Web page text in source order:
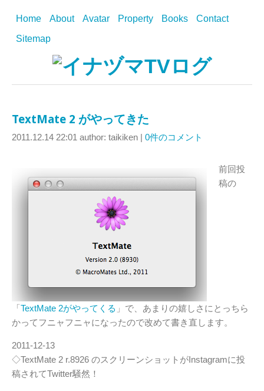
Home About Avatar Property Books
Contact
Sitemap
TextMate 2 がやってきた
2011.12.14 22:01 author: taikiken | 0件のコメント
前回投
稿の
「TextMate 2がやってくる 」で、あまりの嬉しさにとっちら
かってフニャフニャになったので改めて書き直します。
2011-12-13
◇TextMate 2 r.8926 のスクリーンショットがInstagramに投
稿されてTwitter騒然！